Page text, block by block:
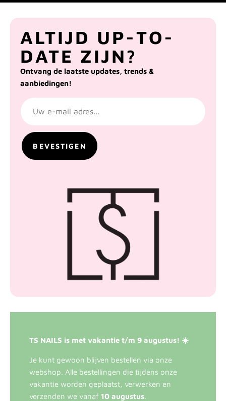
ALTIJD UP-TO-
DATE ZIJN?
Ontvang de laatste updates, trends &
aanbiedingen!
TS NAILS is met vakantie t/m 9 augustus! ☀️
Je kunt gewoon blijven bestellen via onze
webshop. Alle bestellingen die tijdens onze
vakantie worden geplaatst, verwerken en
verzenden we vanaf 10 augustus.